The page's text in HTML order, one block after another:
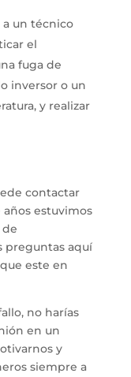
un técnico
el
fuga de
inversor o un
y realizar
contactar
estuvimos
preguntas aquí
este en
no harías
en un
y
siempre a